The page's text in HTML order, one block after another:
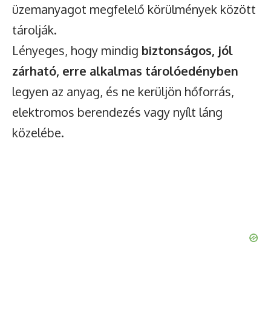
üzemanyagot megfelelő körülmények között
tárolják.
Lényeges, hogy mindig biztonságos, jól
zárható, erre alkalmas tárolóedényben
legyen az anyag, és ne kerüljön hőforrás,
elektromos berendezés vagy nyílt láng
közelébe.